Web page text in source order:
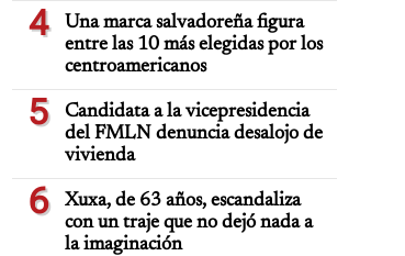
4
Una marca salvadoreña figura
entre las 10 más elegidas por los
centroamericanos
5
Candidata a la vicepresidencia
del FMLN denuncia desalojo de
vivienda
6
Xuxa, de 63 años, escandaliza
con un traje que no dejó nada a
la imaginación